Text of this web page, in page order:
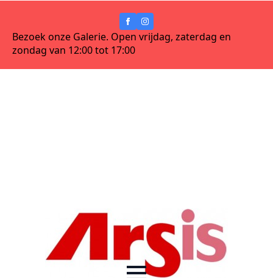
Bezoek onze Galerie. Open vrijdag, zaterdag en
zondag van 12:00 tot 17:00